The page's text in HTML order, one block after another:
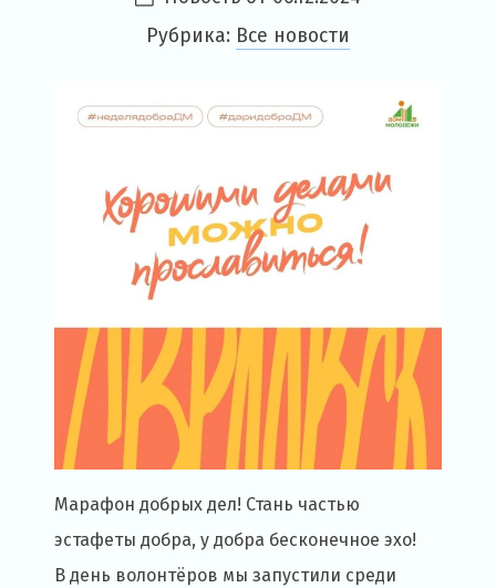
Рубрика: Все новости
Марафон добрых дел! Стань частью
эстафеты добра, у добра бесконечное эхо!
В день волонтёров мы запустили среди